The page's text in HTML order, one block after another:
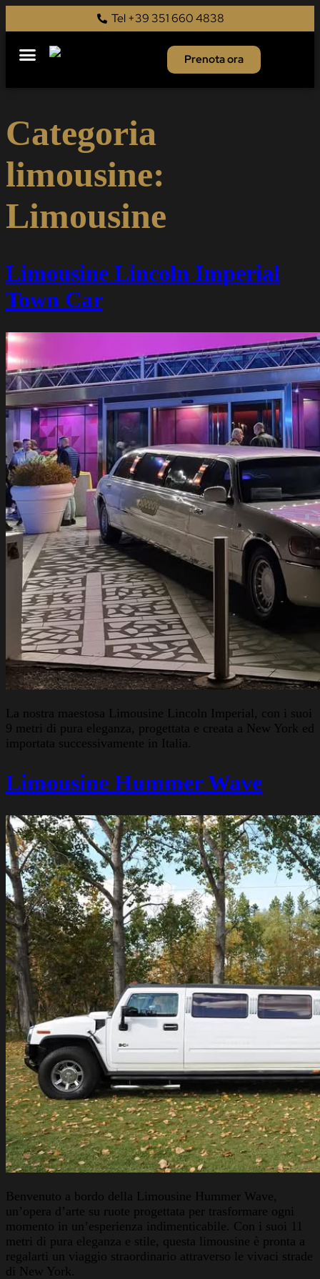
Tel +39 351 660 4838
Prenota ora
Categoria
limousine:
Limousine
Limousine Lincoln Imperial
Town Car
La nostra maestosa Limousine Lincoln Imperial, con i suoi
9 metri di pura eleganza, progettata e creata a New York ed
importata successivamente in Italia.
Limousine Hummer Wave
Benvenuto a bordo della Limousine Hummer Wave,
un’opera d’arte su ruote progettata per trasformare ogni
momento in un’esperienza indimenticabile. Con i suoi 11
metri di pura eleganza e stile, questa limousine è pronta a
regalarti un viaggio straordinario attraverso le vivaci strade
di New York.